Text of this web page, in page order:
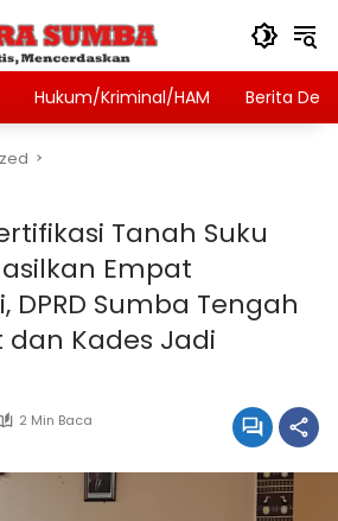
Hukum/Kriminal/HAM Berita Desa
Tanah Suku
Empat
DPRD Sumba Tengah
Kades Jadi
2 Min Baca